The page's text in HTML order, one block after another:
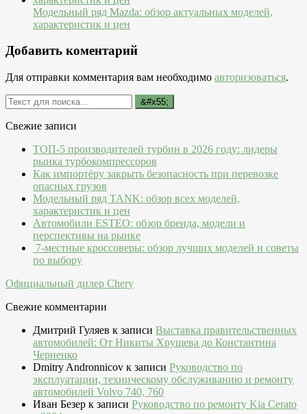
Модельный ряд Mazda: обзор актуальных моделей,
характеристик и цен
Добавить коментарий
Для отправки комментария вам необходимо авторизоваться.
Свежие записи
ТОП-5 производителей турбин в 2026 году: лидеры
рынка турбокомпрессоров
Как импортёру закрыть безопасность при перевозке
опасных грузов
Модельный ряд TANK: обзор всех моделей,
характеристик и цен
Автомобили ESTEO: обзор бренда, модели и
перспективы на рынке
7-местные кроссоверы: обзор лучших моделей и советы
по выбору
Официальный дилер Chery
Свежие комментарии
Дмитрий Гуляев к записи Выставка правительственных
автомобилей: От Никиты Хрущева до Константина
Черненко
Dmitry Andronnicov к записи Руководство по
эксплуатации, техническому обслуживанию и ремонту
автомобилей Volvo 740, 760
Иван Безер к записи Руководство по ремонту Kia Cerato